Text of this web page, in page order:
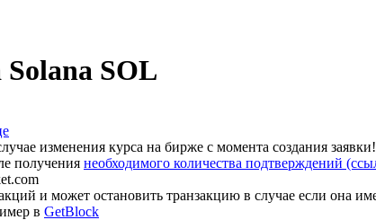
SOL
изменения курса на бирже с момента создания
получения необходимого количества подтверждений
и может остановить транзакцию в случае если она
в GetBlock